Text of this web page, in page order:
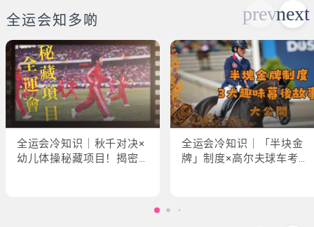
全运会知多啲
全运会冷知识｜秋千对决×
幼儿体操秘藏项目！揭密
全运会冷知识｜「半块金
牌」制度×高尔夫球车考牌